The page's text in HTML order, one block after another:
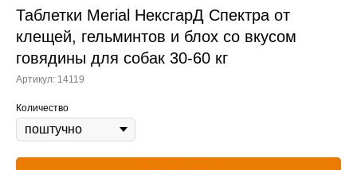
Лечение кроликов
Лечение шиншилл
Таблетки Merial НексгарД Спектра от
клещей, гельминтов и блох со вкусом
говядины для собак 30-60 кг
Артикул: 14119
Количество